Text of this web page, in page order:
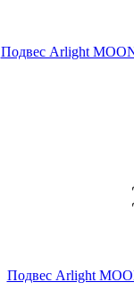
Подвес Arlight
Подвес Arlight